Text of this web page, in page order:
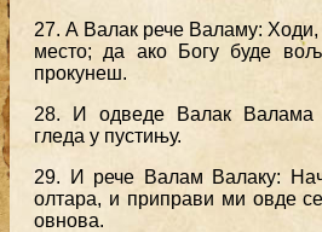
27. А Валак рече Валаму:
место; да ако Богу буде
прокунеш.
28. И одведе Валак Валама
гледа у пустињу.
29. И рече Валам Валаку:
олтара, и приправи ми овде
овнова.